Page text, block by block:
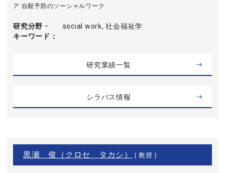
ア 自殺予防のソーシャルワーク
研究分野・
キーワード
social work, 社会福祉学
研究業績一覧
シラバス情報
黒瀬 俊（クロセ タカシ） [ 教授 ]